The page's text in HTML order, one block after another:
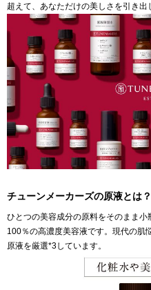
超えて、あなただけの美しさを引き出
チューンメーカーズの原液とは？
ひとつの美容成分の原料をそのまま
100％の高濃度美容液です。現代の肌
原液を厳選*3しています。